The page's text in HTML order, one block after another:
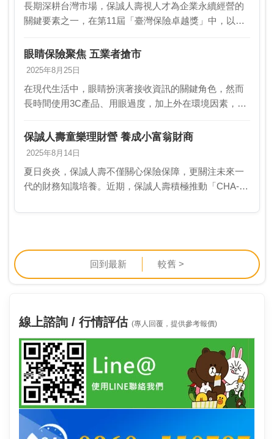
長期深耕台灣市場，保誠人壽視人才為企業永續經營的
關鍵要素之一，在第11屆「臺灣保險卓越獎」中，以公
畫在激烈競爭中脫穎而出，獲…
眼睛保險聚焦 五業者搶市
2025年8月25日
在現代生活中，眼睛扮演著接收資訊的關鍵角色，然而
長時間使用3C產品、用眼過度，加上外在環境因素，都
明，因此眼睛保險商品近年逐漸受到矚目。國內壽險中
包括國…
保誠人壽童樂理財營 養成小富翁財商
2025年8月14日
夏日炎炎，保誠人壽不僅關心保險保障，更關注未來一
代的財務知識培養。近期，保誠人壽積極推動「CHA-
化教育基金會以及未來親子學習平台攜手合作，於台
回到最新 較舊 >
線上諮詢 / 行情評估 (專人回覆，提供參考報價)